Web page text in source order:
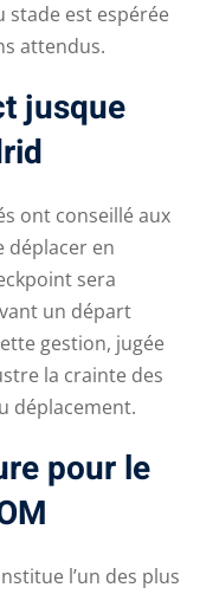
stade est espérée
attendus.
jusque
ont conseillé aux
déplacer en
sera
un départ
gestion, jugée
la crainte des
déplacement.
pour le
l’un des plus